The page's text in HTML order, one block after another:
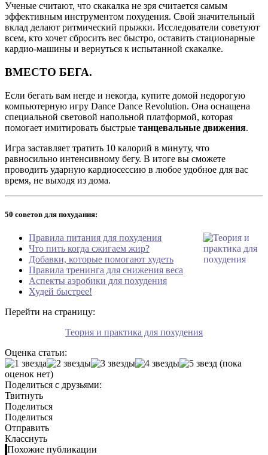
Ученые считают, что скакалка не зря считается самым
эффективным инструментом похудения. Свой значительный
вклад делают ритмический прыжки. Исследователи советуют
всем, кто хочет сбросить вес быстро, оставить стационарные
кардио-машины и вернуться к испытанной скакалке.
ВМЕСТО БЕГА.
Если бегать вам негде и некогда, купите домой недорогую
компьютерную игру Dance Dance Revolution. Она оснащена
специальной световой напольной платформой, которая
помогает имитировать быстрые танцевальные движения.
Игра заставляет тратить 10 калорий в минуту, что
равносильно интенсивному бегу. В итоге вы сможете
проводить ударную кардиосессию в любое удобное для вас
время, не выходя из дома.
50 советов для похудания:
Правила питания для похудения
Что пить когда сжигаем жир?
Добавки, которые помогают худеть
Правила тренинга для снижения веса
Аспекты аэробики для похудения
Худей быстрее!
Перейти на страницу:
Теория и практика для похудения
Оценка статьи:
(пока
оценок нет)
Поделиться с друзьями:
Твитнуть
Поделиться
Поделиться
Отправить
Класснуть
Похожие публикации